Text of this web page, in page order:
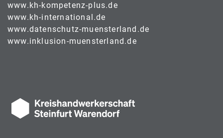
www.kh-kompetenz-plus.de
www.kh-international.de
www.datenschutz-muensterland.de
www.inklusion-muensterland.de